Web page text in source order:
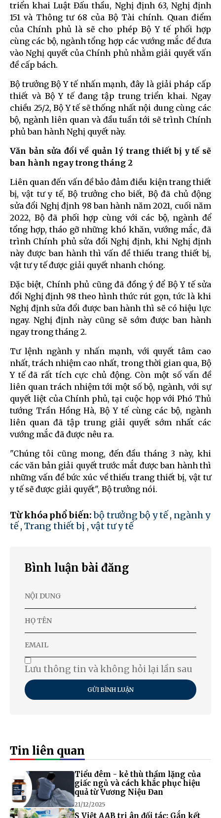
triển khai Luật Đấu thầu, Nghị định 63, Nghị định
151 và Thông tư 68 của Bộ Tài chính. Quan điểm
của Chính phủ là sẽ cho phép Bộ Y tế phối hợp
cùng các bộ, ngành tổng hợp các vướng mắc để đưa
vào Nghị quyết của Chính phủ nhằm giải quyết vấn
đề cấp bách.
Bộ trưởng Bộ Y tế nhấn mạnh, đây là giải pháp cấp
thiết và Bộ Y tế đang tập trung triển khai. Ngay
chiều 25/2, Bộ Y tế sẽ thống nhất nội dung cùng các
bộ, ngành liên quan và đầu tuần tới sẽ trình Chính
phủ ban hành Nghị quyết này.
Văn bản sửa đổi về quản lý trang thiết bị y tế sẽ
ban hành ngay trong tháng 2
Liên quan đến vấn đề bảo đảm điều kiện trang thiết
bị, vật tư y tế, Bộ trưởng cho biết, Bộ đã chủ động
sửa đổi Nghị định 98 ban hành năm 2021, cuối năm
2022, Bộ đã phối hợp cùng với các bộ, ngành để
tổng hợp, tháo gỡ những khó khăn, vướng mắc, đã
trình Chính phủ sửa đổi Nghị định, khi Nghị định
này được ban hành thì vấn đề thiếu trang thiết bị,
vật tư y tế được giải quyết nhanh chóng.
Đặc biệt, Chính phủ cũng đã đồng ý để Bộ Y tế sửa
đổi Nghị định 98 theo hình thức rút gọn, tức là khi
Nghị định sửa đổi được ban hành thì sẽ có hiệu lực
ngay. Nghị định này cũng sẽ sớm được ban hành
ngay trong tháng 2.
Tư lệnh ngành y nhấn mạnh, với quyết tâm cao
nhất, trách nhiệm cao nhất, trong thời gian qua, Bộ
Y tế đã rất tích cực chủ động. Còn một số vấn đề
liên quan trách nhiệm tới một số bộ, ngành, với sự
quyết liệt của Chính phủ, tại cuộc họp với Phó Thủ
tướng Trần Hồng Hà, Bộ Y tế cùng các bộ, ngành
liên quan đã tập trung giải quyết sớm nhất các
vướng mắc đã được nêu ra.
"Chúng tôi cũng mong, đến đầu tháng 3 này, khi
các văn bản giải quyết trước mắt được ban hành thì
những vấn đề bức xúc về thiếu trang thiết bị, vật tư
y tế sẽ được giải quyết", Bộ trưởng nói.
Từ khóa phổ biến:bộ trưởng bộ y tế, ngành y
tế, Trang thiết bị , vật tư y tế
Bình luận bài đăng
Lưu thông tin và không hỏi lại lần sau
GỬI BÌNH LUẬN
Tin liên quan
Tiểu đêm - kẻ thù thầm lặng của
giấc ngủ và cách khắc phục hiệu
quả từ Vương Niệu Đan
21/12/2025
S Việt AAB tri ân đối tác: Gắn kết